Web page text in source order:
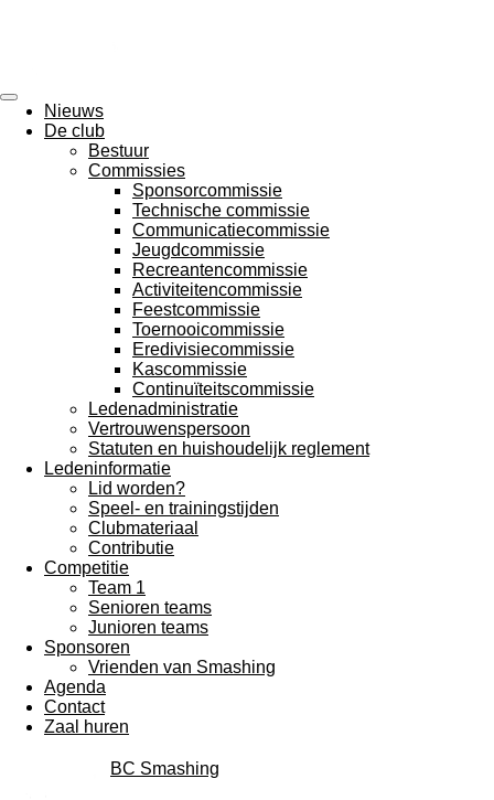
hoofdinhoud
Nieuws
De club
Bestuur
Commissies
Sponsorcommissie
Technische commissie
Communicatiecommissie
Jeugdcommissie
Recreantencommissie
Activiteitencommissie
Feestcommissie
Toernooicommissie
Eredivisiecommissie
Kascommissie
Continuïteitscommissie
Ledenadministratie
Vertrouwenspersoon
Statuten en huishoudelijk reglement
Ledeninformatie
Lid worden?
Speel- en trainingstijden
Clubmateriaal
Contributie
Competitie
Team 1
Senioren teams
Junioren teams
Sponsoren
Vrienden van Smashing
Agenda
Contact
Zaal huren
BC Smashing